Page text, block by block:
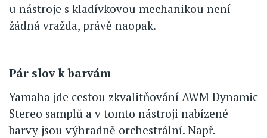
u nástroje s kladívkovou mechanikou není
žádná vražda, právě naopak.
Pár slov k barvám
Yamaha jde cestou zkvalitňování AWM Dynamic
Stereo samplů a v tomto nástroji nabízené
barvy jsou výhradně orchestrální. Např.